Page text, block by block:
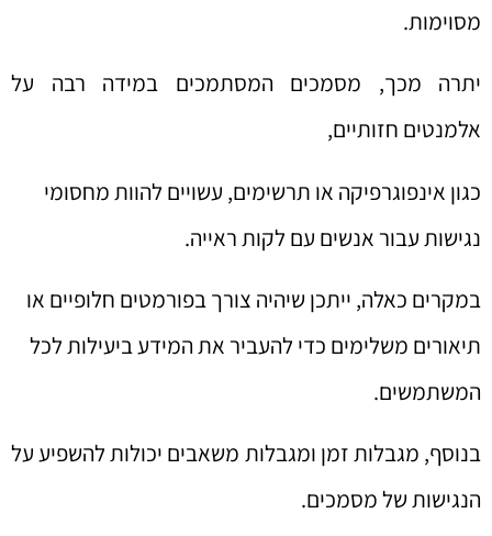
מסוימות.
יתרה מכך, מסמכים המסתמכים במידה רבה על
אלמנטים חזותיים,
כגון אינפוגרפיקה או תרשימים, עשויים להוות מחסומי
נגישות עבור אנשים עם לקות ראייה.
במקרים כאלה, ייתכן שיהיה צורך בפורמטים חלופיים או
תיאורים משלימים כדי להעביר את המידע ביעילות לכל
המשתמשים.
בנוסף, מגבלות זמן ומגבלות משאבים יכולות להשפיע על
הנגישות של מסמכים.